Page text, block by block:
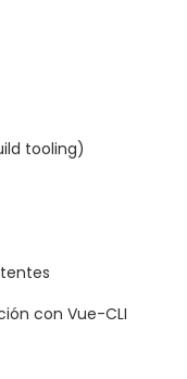
tooling)
con Vue-CLI